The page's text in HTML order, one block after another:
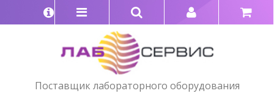
Поставщик лабораторного оборудования